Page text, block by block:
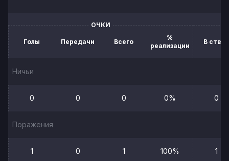
ОЧКИ
Голы Передачи Всего
%
реализации
В створ
Ничьи
0 0 0 0% 0
Поражения
1 0 1 100% 1